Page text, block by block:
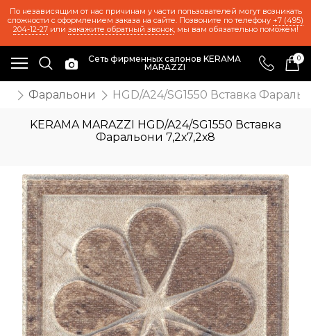
По независящим от нас причинам у части пользователей могут возникать
сложности с оформлением заказа на сайте. Позвоните по телефону +7 (495)
204-12-27или закажите обратный звонок, мы вам обязательно поможем!
Сеть фирменных салонов KERAMA
MARAZZI
0
Фаральони HGD/A24/SG1550 Вставка
KERAMA MARAZZI HGD/A24/SG1550 Вставка
Фаральони 7,2х7,2х8